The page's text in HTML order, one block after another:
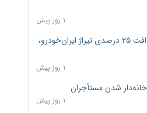
۱ روز پیش
ترمز تولید خودرو کشیده شد؛ افت ۲۵ درصدی تیراژ ایران‌خودرو،
۱ روز پیش
خانه‌دار شدن مستأجران
۱ روز پیش